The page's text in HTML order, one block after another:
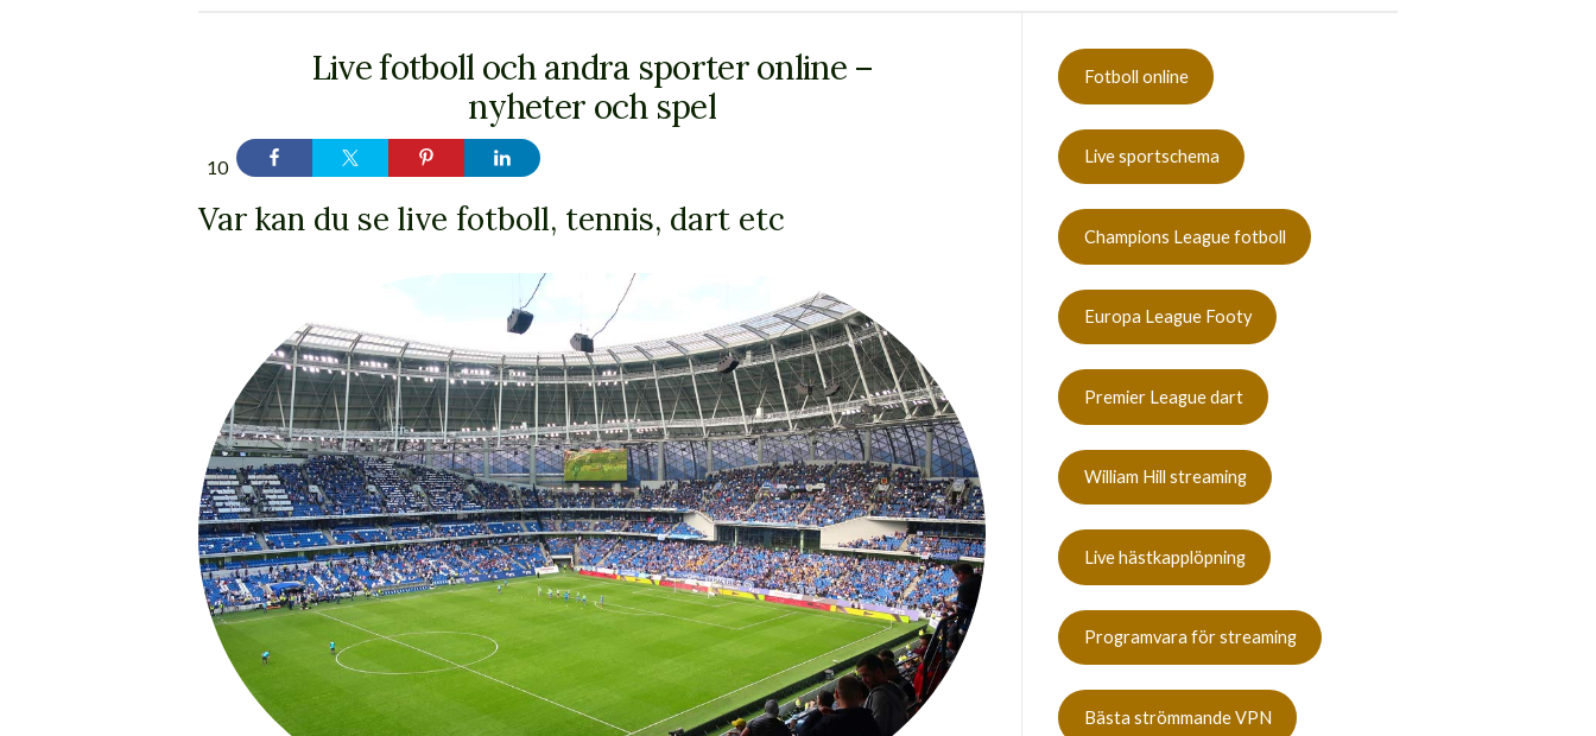
Live fotboll och andra sporter online –
nyheter och spel
10
Var kan du se live fotboll, tennis, dart etc
Fotboll online
Live sportschema
Champions League fotboll
Europa League Footy
Premier League dart
William Hill streaming
Live hästkapplöpning
Programvara för streaming
Bästa strömmande VPN